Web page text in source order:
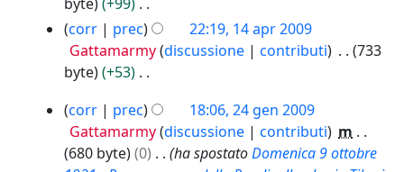
c
a
f
i
c
m
o
d
i
f
i
c
a
g
g
t
t
o
d
e
s
u
n
o
g
t
N
s
u
n
o
corr prec
22:19, 14 apr 2009
Gattamarmy discussione contributi
733
byte
+53
e
s
corr prec
18:06, 24 gen 2009
Gattamarmy discussione contributi
m
680 byte
0 ha spostatoDomenica 9 ottobre